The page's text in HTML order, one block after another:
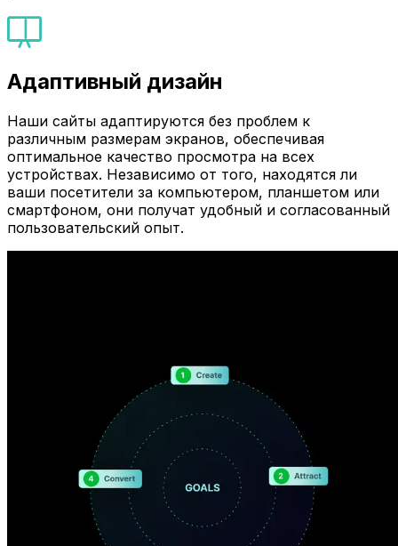
Адаптивный дизайн
Наши сайты адаптируются без проблем к
различным размерам экранов, обеспечивая
оптимальное качество просмотра на всех
устройствах. Независимо от того, находятся ли
ваши посетители за компьютером, планшетом или
смартфоном, они получат удобный и согласованный
пользовательский опыт.